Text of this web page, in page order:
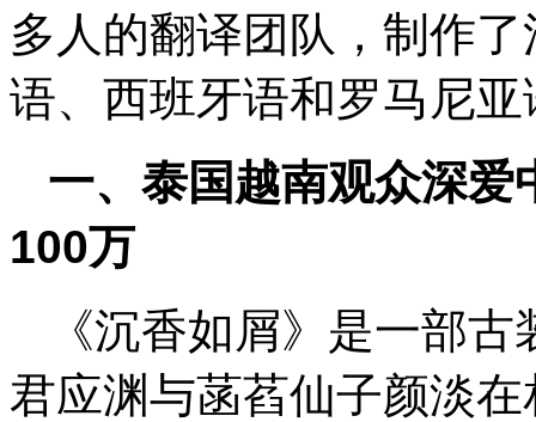
多人的翻译团队，制作
语、西班牙语和罗马尼
一、泰国越南观众深爱
100万
《沉香如屑》是一部
君应渊与菡萏仙子颜淡